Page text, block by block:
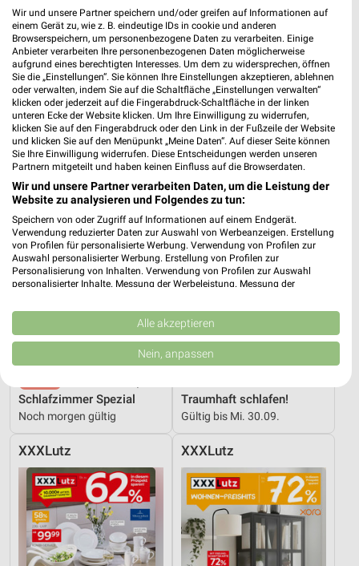
32,8 km
Junges Wohnen
Gültig bis Fr. 14.08.
30,6 km
Angebote ab 03.08.
Gültig bis Sa. 08.08.
XXXLutz
Schlafzimmer Spezial
Noch morgen gültig
Opti Wohnwelt
Traumhaft schlafen!
Gültig bis Mi. 30.09.
XXXLutz XXXLutz
Wir und unsere Partner speichern und/oder greifen auf Informationen auf
einem Gerät zu, wie z. B. eindeutige IDs in cookie und anderen
Browserspeichern, um personenbezogene Daten zu verarbeiten. Einige
Anbieter verarbeiten Ihre personenbezogenen Daten möglicherweise
aufgrund eines berechtigten Interesses. Um dem zu widersprechen, öffnen
Sie die „Einstellungen“. Sie können Ihre Einstellungen akzeptieren, ablehnen
oder verwalten, indem Sie auf die Schaltfläche „Einstellungen verwalten“
klicken oder jederzeit auf die Fingerabdruck-Schaltfläche in der linken
unteren Ecke der Website klicken. Um Ihre Einwilligung zu widerrufen,
klicken Sie auf den Fingerabdruck oder den Link in der Fußzeile der Website
und klicken Sie auf den Menüpunkt „Meine Daten“. Auf dieser Seite können
Sie Ihre Einwilligung widerrufen. Diese Entscheidungen werden unseren
Partnern mitgeteilt und haben keinen Einfluss auf die Browserdaten.
Wir und unsere Partner verarbeiten Daten, um die Leistung der
Website zu analysieren und Folgendes zu tun:
Speichern von oder Zugriff auf Informationen auf einem Endgerät.
Verwendung reduzierter Daten zur Auswahl von Werbeanzeigen. Erstellung
von Profilen für personalisierte Werbung. Verwendung von Profilen zur
Auswahl personalisierter Werbung. Erstellung von Profilen zur
Personalisierung von Inhalten. Verwendung von Profilen zur Auswahl
personalisierter Inhalte. Messung der Werbeleistung. Messung der
Kombinationen von Daten aus verschiedenen Quellen. Entwicklung und
Verbesserung der Angebote. Verwendung reduzierter Daten zur Auswahl
von Inhalten.
Daten können außerhalb der Europäischen Union weitergegeben und in die
USA gesendet werden.
Website/App.
Partnerliste anzeigen (1 IAB-Anbieter)
IAB-Verarbeitungszwecke:
Speichern von oder Zugriff auf Informationen
auf einem Endgerät
Verwendung reduzierter Daten zur Auswahl von
Werbeanzeigen
Alle akzeptieren
Nein, anpassen